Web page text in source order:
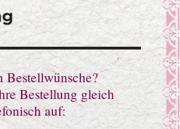
Bestellwünsche?
Bestellung gleich
auf: